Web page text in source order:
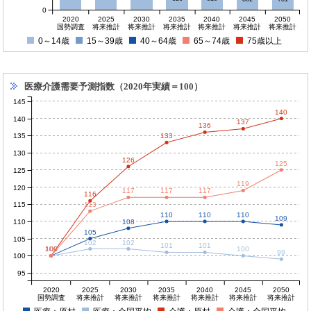
2020
国勢調査
2025
将来推計
2030
将来推計
2035
将来推計
2040
将来推計
2045
将来推計
2050
将来推計
0
0～14歳 15～39歳 40～64歳 65～74歳 75歳以上
医療介護需要予測指数（2020年実績＝100）
100
105
108
110 110 110 109
100
102 102 101 101 100 99
100
116
126
133
136 137
140
100
113
117 117 117
119
125
2020
国勢調査
2025
将来推計
2030
将来推計
2035
将来推計
2040
将来推計
2045
将来推計
2050
将来推計
95
100
105
110
115
120
125
130
135
140
145